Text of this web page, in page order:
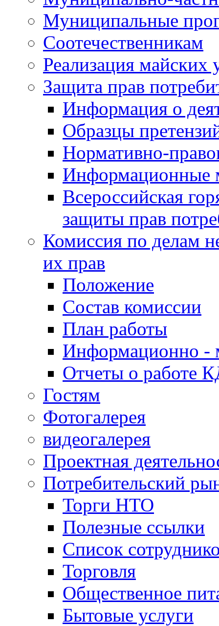
Муниципальные
Соотечественникам
Реализация майских
Защита прав
Информация о
Образцы
Нормативно-
Информационные
Всероссийская
защиты прав
Комиссия по делам
их прав
Положение
Состав комиссии
План работы
Информационно -
Отчеты о работе
Гостям
Фотогалерея
видеогалерея
Проектная
Потребительский
Торги НТО
Полезные ссылки
Список
Торговля
Общественное
Бытовые услуги